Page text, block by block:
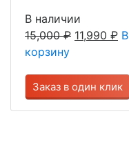
В наличии
15,000₽ 11,990 ₽ В
корзину
Заказ в один клик